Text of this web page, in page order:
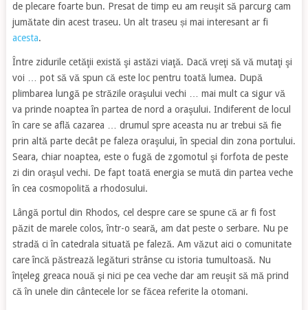
de plecare foarte bun. Presat de timp eu am reuşit să parcurg cam
jumătate din acest traseu. Un alt traseu și mai interesant ar fi
acesta.
Între zidurile cetăţii există şi astăzi viaţă. Dacă vreţi să vă mutaţi şi
voi … pot să vă spun că este loc pentru toată lumea. După
plimbarea lungă pe străzile oraşului vechi … mai mult ca sigur vă
va prinde noaptea în partea de nord a oraşului. Indiferent de locul
în care se află cazarea … drumul spre aceasta nu ar trebui să fie
prin altă parte decât pe faleza oraşului, în special din zona portului.
Seara, chiar noaptea, este o fugă de zgomotul şi forfota de peste
zi din oraşul vechi. De fapt toată energia se mută din partea veche
în cea cosmopolită a rhodosului.
Lângă portul din Rhodos, cel despre care se spune că ar fi fost
păzit de marele colos, într-o seară, am dat peste o serbare. Nu pe
stradă ci în catedrala situată pe faleză. Am văzut aici o comunitate
care încă păstrează legături strânse cu istoria tumultoasă. Nu
înţeleg greaca nouă şi nici pe cea veche dar am reuşit să mă prind
că în unele din cântecele lor se făcea referite la otomani.